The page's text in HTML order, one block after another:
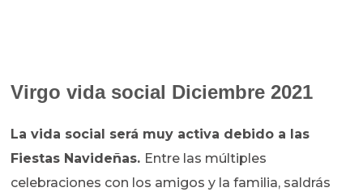
Virgo vida social Diciembre 2021
La vida social será muy activa debido a las
Fiestas Navideñas. Entre las múltiples
celebraciones con los amigos y la familia, saldrás